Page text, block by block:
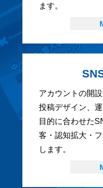
ます。
アカウントの開
投稿デザイン、
目的に合わせた
客・認知拡大・
します。